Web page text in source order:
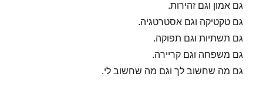
גם אמון וגם זהירות.
גם טקטיקה וגם אסטרטגיה.
גם תשתיות וגם תפוקה.
גם משפחה וגם קריירה.
גם מה שחשוב לך וגם מה שחשוב לי.